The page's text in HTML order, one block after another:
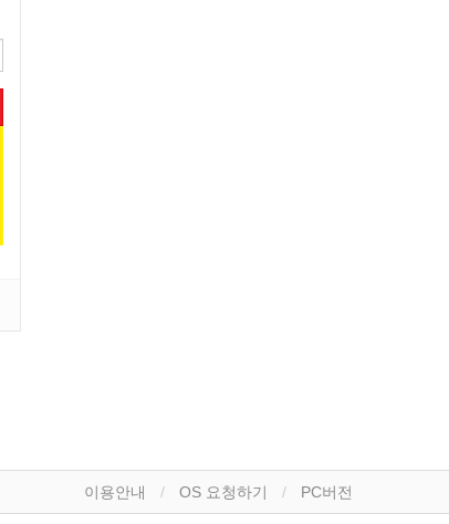
이용안내 OS 요청하기 PC버전